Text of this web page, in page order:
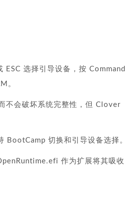
选择引导设备，按 Command
。
不会破坏系统完整性，但 Clover
BootCamp 切换和引导设备选择。
作为扩展将其吸收